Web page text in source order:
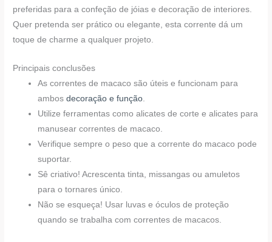
preferidas para a confeção de jóias e decoração de interiores.
Quer pretenda ser prático ou elegante, esta corrente dá um
toque de charme a qualquer projeto.
Principais conclusões
As correntes de macaco são úteis e funcionam para
ambosdecoração e função.
Utilize ferramentas como alicates de corte e alicates para
manusear correntes de macaco.
Verifique sempre o peso que a corrente do macaco pode
suportar.
Sê criativo! Acrescenta tinta, missangas ou amuletos
para o tornares único.
Não se esqueça! Usar luvas e óculos de proteção
quando se trabalha com correntes de macacos.